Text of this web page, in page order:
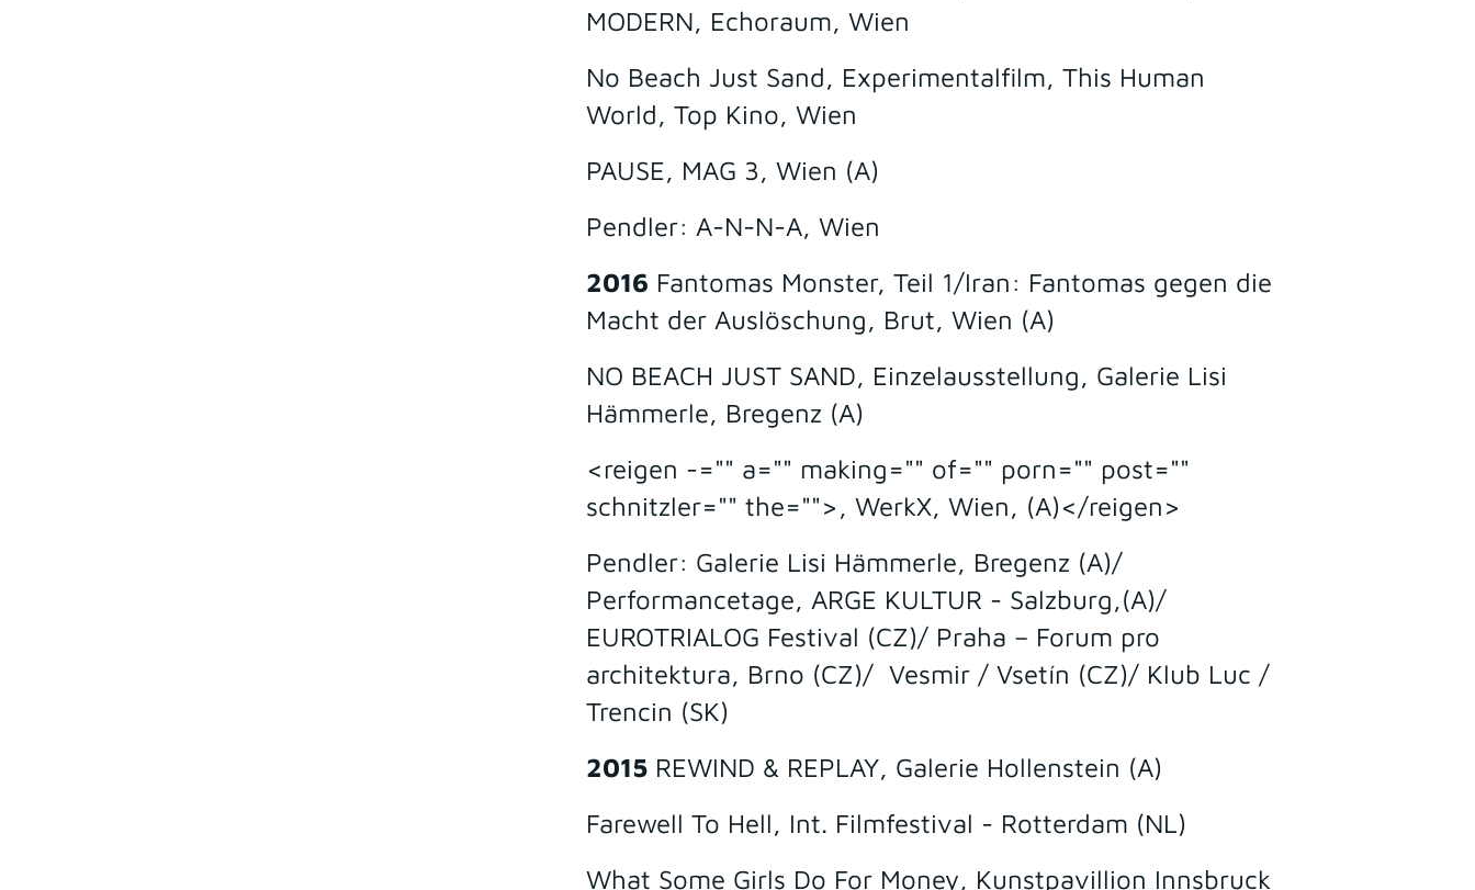
MODERN, Echoraum, Wien
No Beach Just Sand, Experimentalfilm, This Human
World, Top Kino, Wien
PAUSE, MAG 3, Wien (A)
Pendler: A-N-N-A, Wien
2016 Fantomas Monster, Teil 1/Iran: Fantomas gegen die
Macht der Auslöschung, Brut, Wien (A)
NO BEACH JUST SAND, Einzelausstellung, Galerie Lisi
Hämmerle, Bregenz (A)
<reigen -="" a="" making="" of="" porn="" post=""
schnitzler="" the="">, WerkX, Wien, (A)</reigen>
Pendler: Galerie Lisi Hämmerle, Bregenz (A)/
Performancetage, ARGE KULTUR - Salzburg,(A)/
EUROTRIALOG Festival (CZ)/ Praha – Forum pro
architektura, Brno (CZ)/ Vesmir / Vsetín (CZ)/ Klub Luc /
Trencin (SK)
2015 REWIND & REPLAY, Galerie Hollenstein (A)
Farewell To Hell, Int. Filmfestival - Rotterdam (NL)
What Some Girls Do For Money, Kunstpavillion Innsbruck